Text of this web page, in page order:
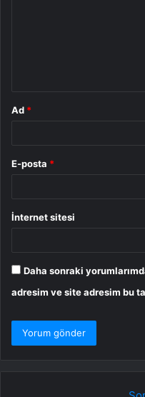
Ad *
E-posta *
İnternet sitesi
Daha sonraki
adresim ve site adresim bu